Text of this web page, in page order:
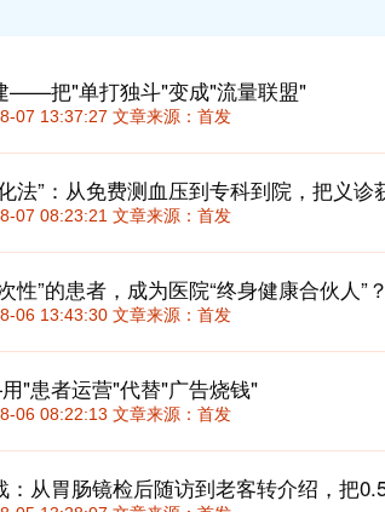
——把"单打独斗"变成"流量联盟"
07 13:37:27 文章来源：首发
07 08:23:21 文章来源：首发
性”的患者，成为医院“终身健康合伙人”？
06 13:43:30 文章来源：首发
"患者运营"代替"广告烧钱"
06 08:22:13 文章来源：首发